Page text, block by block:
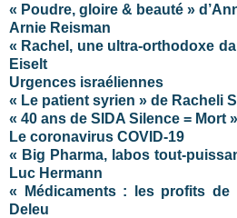
« Poudre, gloire & beauté »
Arnie Reisman
« Rachel, une ultra-orthodoxe
Eiselt
Urgences israéliennes
« Le patient syrien » de Racheli
« 40 ans de SIDA Silence = Mort
Le coronavirus COVID-19
« Big Pharma, labos tout-
Luc Hermann
« Médicaments : les profits
Deleu